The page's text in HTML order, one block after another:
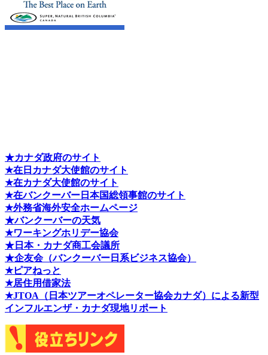
★カナダ政府のサイト
★在日カナダ大使館のサイト
★在カナダ大使館のサイト
★在バンクーバー日本国総領事館のサイト
★外務省海外安全ホームページ
★バンクーバーの天気
★ワーキングホリデー協会
★日本・カナダ商工会議所
★企友会（バンクーバー日系ビジネス協会）
★ピアねっと
★居住用借家法
★JTOA（日本ツアーオペレーター協会カナダ）による新型
インフルエンザ・カナダ現地リポート